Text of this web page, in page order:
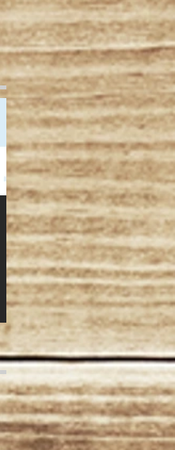
Séance de nav' du
10 avril !